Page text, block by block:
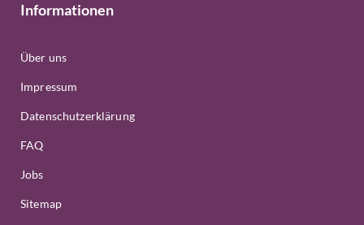
Informationen
Über uns
Impressum
Datenschutzerklärung
FAQ
Jobs
Sitemap